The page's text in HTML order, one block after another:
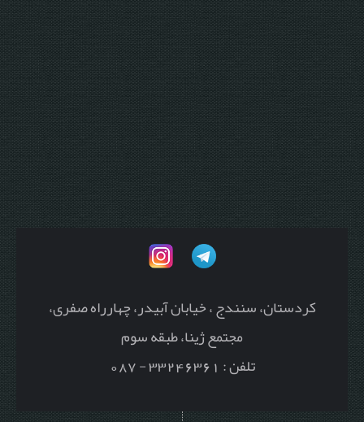
کردستان، سنندج ، خیابان آبیدر، چهارراه صفری،
مجتمع ژینا، طبقه سوم
تلفن : 33246361 - 087